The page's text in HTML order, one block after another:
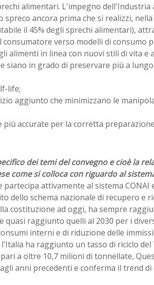
alimentari. L'impegno
spreco ancora prima che si realizzi,
il 45% degli sprechi alimentari),
verso modelli di consumo
alimenti in linea con nuovi stili di vita e
siano in grado di preservare più a
life;
aggiunto che minimizzano le
più accurate per la corretta
dei temi del convegno e cioè la
come si colloca con riguardo al
partecipa attivamente al sistema CONAI
dello schema nazionale di recupero e
costituzione ad oggi, ha sempre
e quasi raggiunto quelli al 2030 per i
interni e di riduzione delle
ha raggiunto un tasso di riciclo del
a oltre 10,7 milioni di tonnellate,
anni precedenti e conferma il trend di